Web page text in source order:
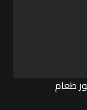
0597447127 مصور طعام